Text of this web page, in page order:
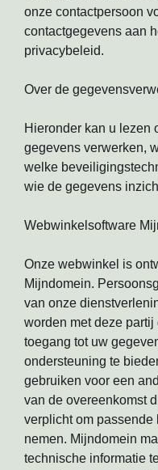
onze contactpersoon
contactgegevens aan
privacybeleid.
Over de
Hieronder kan u lezen
gegevens verwerken,
welke
wie de gegevens
Webwinkelsoftware
Onze webwinkel is
Mijndomein.
van onze
worden met deze
toegang tot uw
ondersteuning te
gebruiken voor een
van de overeenkomst
verplicht om
nemen. Mijndomein
technische informatie